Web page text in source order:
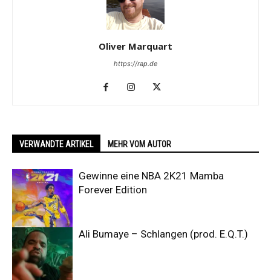
Oliver Marquart
https://rap.de
VERWANDTE ARTIKEL MEHR VOM AUTOR
Gewinne eine NBA 2K21 Mamba
Forever Edition
Ali Bumaye – Schlangen (prod. E.Q.T.)